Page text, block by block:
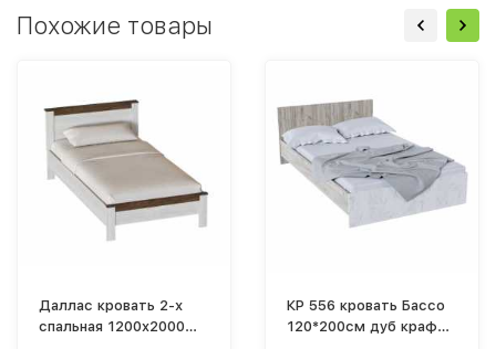
Похожие товары
Даллас кровать 2-х
спальная 1200x2000
КР 556 кровать Бассо
120*200см дуб крафт